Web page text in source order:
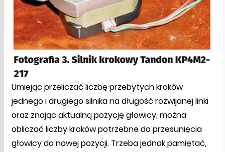
Umiejąc przeliczać liczbę przebytych kroków
jednego i drugiego silnika na długość rozwijanej linki
oraz znając aktualną pozycję głowicy, można
obliczać liczby kroków potrzebne do przesunięcia
głowicy do nowej pozycji. Trzeba jednak pamiętać,